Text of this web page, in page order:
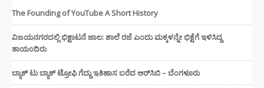
The Founding of YouTube A Short History
ವಿಜಯನಗರದಲ್ಲಿ ಭಿಕ್ಷಾಟನೆ ಜಾಲ: ಶಾಲೆ ರಜೆ ಎಂದು ಮಕ್ಕಳನ್ನೇ ಭಿಕ್ಷೆಗೆ ಇಳಿಸಿದ್ದ
ತಾಯಂದಿರು
ಬ್ಯಾಕ್ ಟು ಬ್ಯಾಕ್ ಟ್ರೋಫಿ ಗೆದ್ದು ಇತಿಹಾಸ ಬರೆದ ಆರ್‌ಸಿಬಿ – ಬೆಂಗಳೂರು